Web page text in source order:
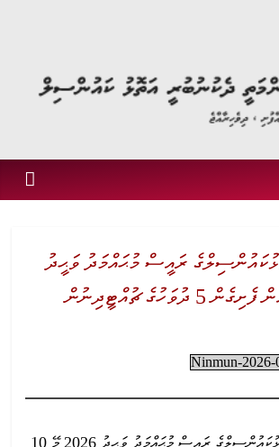
06 އަތޮޅުކައުންސިލްގެ ރައީސް މުޙައްމަދު ވަޙީދު
Ninmun-
2026-06 އަތޮޅުކައުންސިލްގެ ރައީސް މުޙައްމަދު ވަޙީދު 2026 މޭ 10